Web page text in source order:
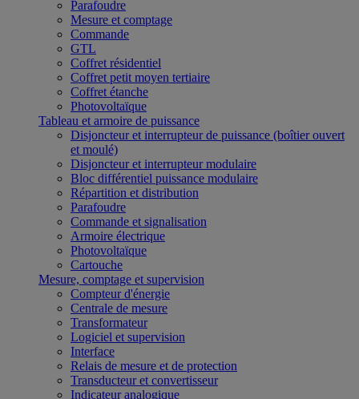
Parafoudre
Mesure et comptage
Commande
GTL
Coffret résidentiel
Coffret petit moyen tertiaire
Coffret étanche
Photovoltaïque
Tableau et armoire de puissance
Disjoncteur et interrupteur de puissance (boîtier ouvert
et moulé)
Disjoncteur et interrupteur modulaire
Bloc différentiel puissance modulaire
Répartition et distribution
Parafoudre
Commande et signalisation
Armoire électrique
Photovoltaïque
Cartouche
Mesure, comptage et supervision
Compteur d'énergie
Centrale de mesure
Transformateur
Logiciel et supervision
Interface
Relais de mesure et de protection
Transducteur et convertisseur
Indicateur analogique